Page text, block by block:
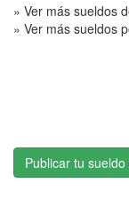
» Ver más sueldos
» Ver más sueldos
Publicar tu